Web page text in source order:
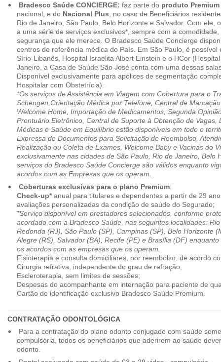
Bradesco Saúde CONCIERGE: faz parte do produto Premium
nacional, e do Nacional Plus , no caso de Beneficiários
Rio de Janeiro, São Paulo, Belo Horizonte e Salvador. Com ele,
a uma série de serviços exclusivos*, sempre com a
segurança que ele merece. O Bradesco Saúde Concierge
centros de referência médica do País. Em São Paulo, é possível
Sírio-Libanês, Hospital Israelita Albert Einstein e o HCor
Janeiro, a Casa de Saúde São José conta com uma dessas
Disponível exclusivamente para apólices de segmentação
Hospitalar com Obstetrícia).
*Os serviços de Assistência em Viagem com Cobertura para o
Schengen,Orientação Médica por Telefone, Central de
Welcome Home, Importação de Medicamentos, Segunda
Prontuário Eletrônico, Central de Suporte à Obtenção de Vagas,
Médicas e Saúde em Equilíbrio estão disponíveis em todo o
Expressa de Documentos para Solicitação de Reembolso,
Realização ou Coleta de Exames, Welcome Baby e Vacinas do
exclusivamente nas cidades de São Paulo, Rio de Janeiro, Belo
serviços do Bradesco Saúde Concierge são válidos enquanto
acordos com as Empresas que os operam.
Coberturas exclusivas para o plano Premium:
Check-up*anual para titulares e dependentes a partir de 29
avaliações personalizadas da condição de saúde do Segurado;
*Serviço disponível em prestadores selecionados, conforme
acordado com a Bradesco Saúde, nas seguintes localidades:
Redonda (RJ), São Paulo (SP), Campinas (SP), Belo Horizonte
Alegre (RS), Salvador (BA), Recife (PE) e Brasília (DF)
os acordos com as empresas que os operam.
Fisioterapia e consulta domiciliares, por reembolso, de acordo
Cirurgia refrativa, independente do grau de refração;
Escleroterapia, sem limites de sessões;
Despesas do acompanhante em internação para paciente de
Cartão de identificação exclusivo Bradesco Saúde Premium.
CONTRATAÇÃO ODONTOLÓGICA
Para a contratação do plano odonto conjugado com saúde
compulsória, todos os beneficiários que aderirem ao saúde
odonto.